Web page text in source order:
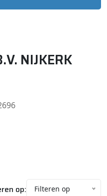
NIJKERK
op: Filteren op